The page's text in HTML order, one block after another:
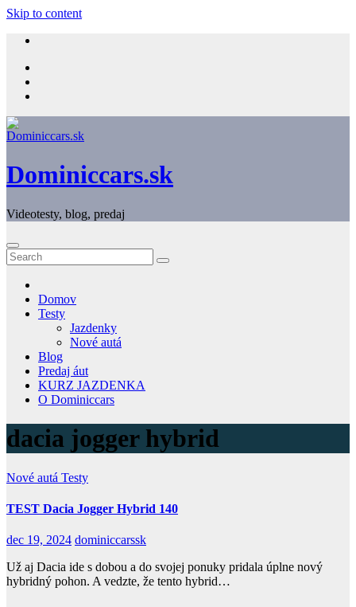
Skip to content
Dominiccars.sk
Videotesty, blog, predaj
Domov
Testy
Jazdenky
Nové autá
Blog
Predaj áut
KURZ JAZDENKA
O Dominiccars
dacia jogger hybrid
Nové autá Testy
TEST Dacia Jogger Hybrid 140
dec 19, 2024 dominiccarssk
Už aj Dacia ide s dobou a do svojej ponuky pridala úplne nový
hybridný pohon. A vedzte, že tento hybrid…